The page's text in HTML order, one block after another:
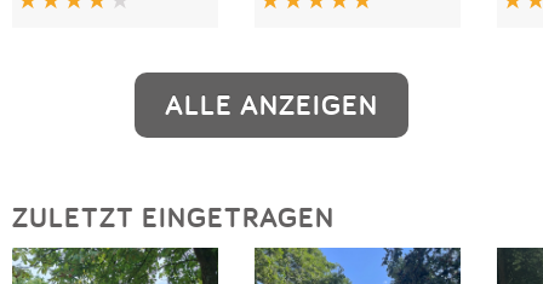
ALLE ANZEIGEN
ZULETZT EINGETRAGEN